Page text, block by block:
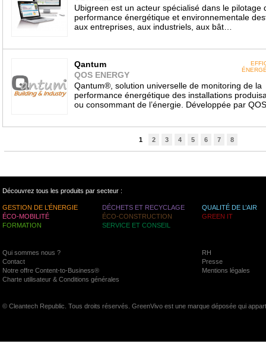
Ubigreen est un acteur spécialisé dans le pilotage
performance énergétique et environnementale
aux entreprises, aux industriels, aux bât…
Qantum
QOS ENERGY
Qantum®, solution universelle de monitoring de la
performance énergétique des installations
ou consommant de l’énergie. Développée par
1 2 3 4 5 6 7 8
Découvrez tous les produits par secteur :
GESTION DE L’ÉNERGIE DÉCHETS ET RECYCLAGE
QUALITÉ DE L’AIR
ÉCO-MOBILITÉ
ÉCO-CONSTRUCTION
GREEN IT
FORMATION
SERVICE ET CONSEIL
Qui sommes nous ?
RH
Contact
Presse
Notre offre Content-to-Business®
Mentions légales
Charte utilisateur & Conditions générales
© Cleantech Republic. Tous droits réservés. GreenVivo est une marque déposée qui